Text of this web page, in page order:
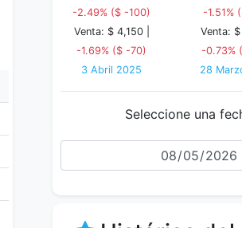
-2.49% ($ -100)
Venta: $ 4,150 |
-1.69% ($ -70)
3 Abril 2025
-1.51%
Venta: $
-0.73%
28
Seleccione una